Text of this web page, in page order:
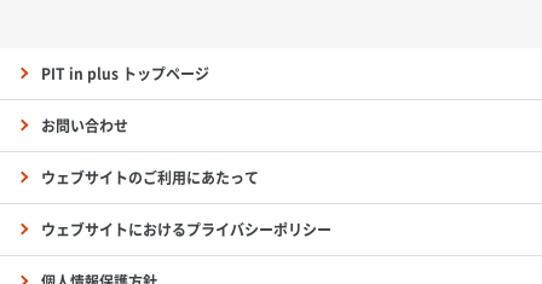
PIT in plus トップページ
お問い合わせ
ウェブサイトのご利用にあたって
ウェブサイトにおけるプライバシーポリシー